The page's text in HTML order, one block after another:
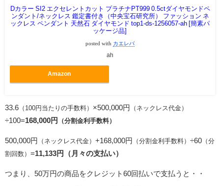
Dカラー SI2 エクセレントカット プラチナPT999 0.5ctダイヤモンドペ
ンダント/ネックレス 鑑定書付き（中央宝石研究所） ファッション ネ
ックレス ペンダント 天然石 ダイヤモンド top1-ds-1256057-ah [簡素パ
ッケージ品]
posted with カエレバ
ah
Amazon
33.6 （100円当たりの手数料） ×500,000円 （ネックレス代金）
÷100=168,000円 （分割金利手数料）
500,000円 （ネックレス代金） +168,000円 （分割金利手数料） ÷60 （分
割回数） =11,133円（月々の支払い）
つまり、50万円の商品をクレジット60回払いで支払うと・・